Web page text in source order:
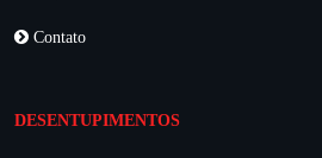
Contato
DESENTUPIMENTOS